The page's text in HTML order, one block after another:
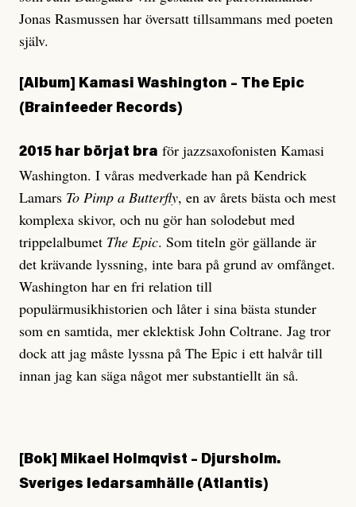
Jonas Rasmussen har översatt tillsammans med poeten
själv.
[Album] Kamasi Washington – The Epic
(Brainfeeder Records)
2015 har börjat bra för jazzsaxofonisten Kamasi
Washington. I våras medverkade han på Kendrick
Lamars To Pimp a Butterfly, en av årets bästa och mest
komplexa skivor, och nu gör han solodebut med
trippelalbumet The Epic. Som titeln gör gällande är
det krävande lyssning, inte bara på grund av omfånget.
Washington har en fri relation till
populärmusikhistorien och låter i sina bästa stunder
som en samtida, mer eklektisk John Coltrane. Jag tror
dock att jag måste lyssna på The Epic i ett halvår till
innan jag kan säga något mer substantiellt än så.
[Bok] Mikael Holmqvist – Djursholm.
Sveriges ledar­samhälle (Atlantis)